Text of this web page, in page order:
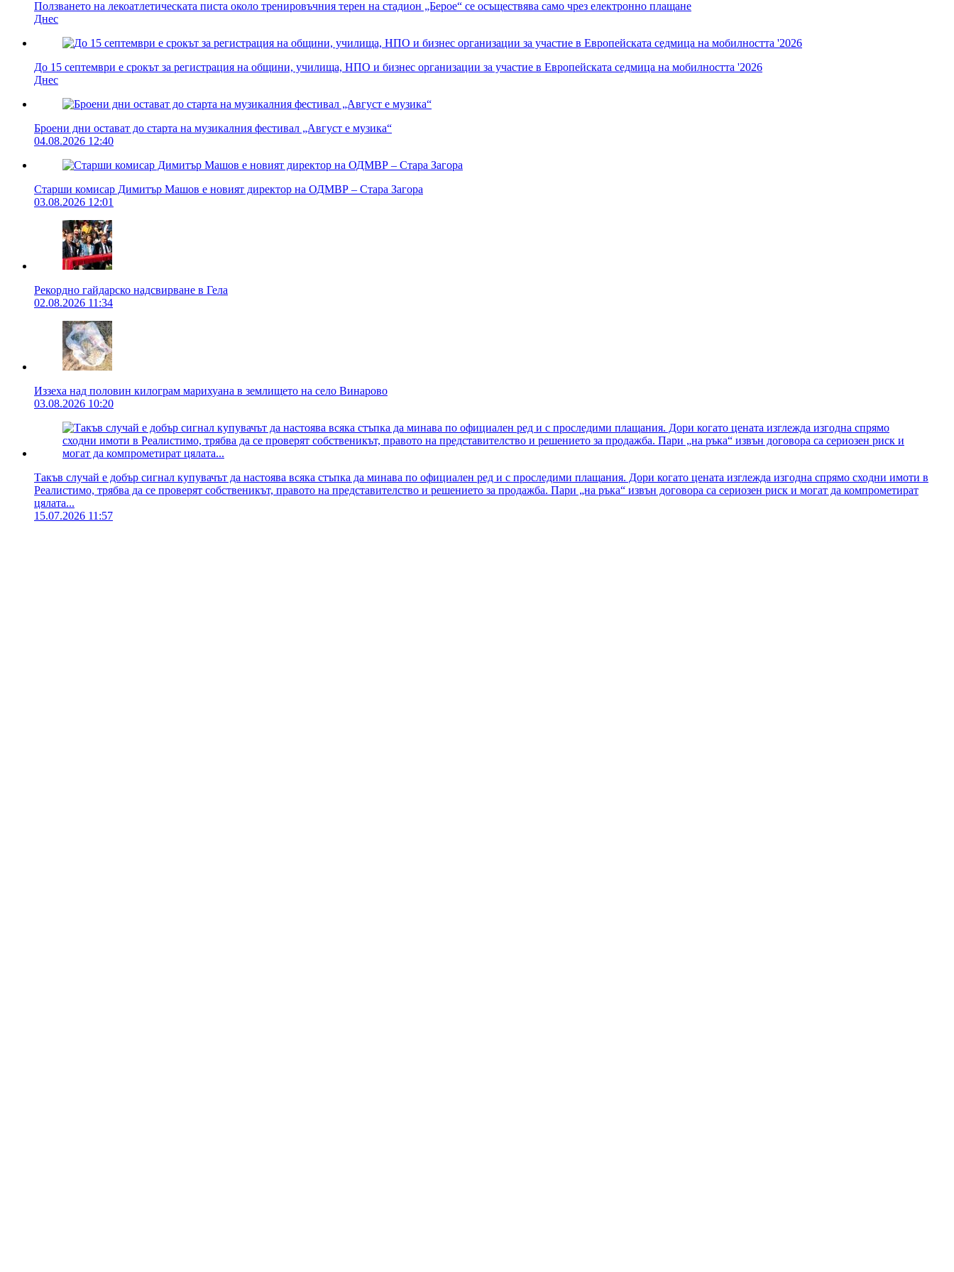
Ползването на лекоатлетическата писта около тренировъчния терен на стадион „Берое“ се осъществява само чрез електронно плащане
Днес
До 15 септември е срокът за регистрация на общини, училища, НПО и бизнес организации за участие в Европейската седмица на мобилността '2026
Днес
Броени дни остават до старта на музикалния фестивал „Август е музика“
04.08.2026 12:40
Старши комисар Димитър Машов е новият директор на ОДМВР – Стара Загора
03.08.2026 12:01
Рекордно гайдарско надсвирване в Гела
02.08.2026 11:34
Иззеха над половин килограм марихуана в землището на село Винарово
03.08.2026 10:20
Такъв случай е добър сигнал купувачът да настоява всяка стъпка да минава по официален ред и с проследими плащания. Дори когато цената изглежда изгодна спрямо сходни имоти в
Реалистимо, трябва да се проверят собственикът, правото на представителство и решението за продажба. Пари „на ръка“ извън договора са сериозен риск и могат да компрометират
цялата...
15.07.2026 11:57